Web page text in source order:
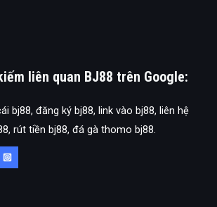
liên quan BJ88 trên Google:
bj88, đăng ký bj88, link vào bj88, liên hệ
rút tiền bj88, đá gà thomo bj88.